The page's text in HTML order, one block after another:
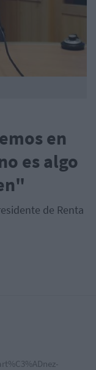
en
es algo
de Renta